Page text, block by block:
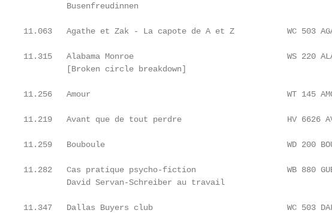
         Busenfreudinnen
11.063   Agathe et Zak - La capote de A et Z           WC 503
11.315   Alabama Monroe                                WS 220 ALA
         [Broken circle breakdown]
11.256   Amour                                         WT 145 AMO
11.219   Avant que de tout perdre                      HV 6626
11.259   Bouboule                                      WD 200 BOU
11.282   Cas pratique psycho-fiction                   WB 880 GUE
         David Servan-Schreiber au travail
11.347   Dallas Buyers club                            WC 503 DAL